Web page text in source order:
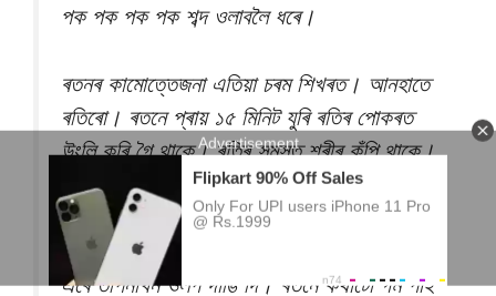
পক পক পক পক শব্দ ওলাবলৈ ধৰে।
ৰতনৰ কামোত্তেজনা এতিয়া চৰম শিখৰত। আনহাতে
ৰতিৰো। ৰতনে প্ৰায় ১৫ মিনিট যুৰি ৰতিৰ পোকৰত
উংলি কৰি গৈ থাকে। ৰতিৰ সমস্ত শৰীৰ কঁপি থাকে।
নিতম্বৰ দুই দাবনা থাকে দুলি।
এসময়ত ৰতিয়ে গোঙাই গোঙাই যোনীৰ পৰা মদন ৰস
এৰে তপিনাখন ওলপ দাঙি দি। ৰতনে কথাটো গম পাই